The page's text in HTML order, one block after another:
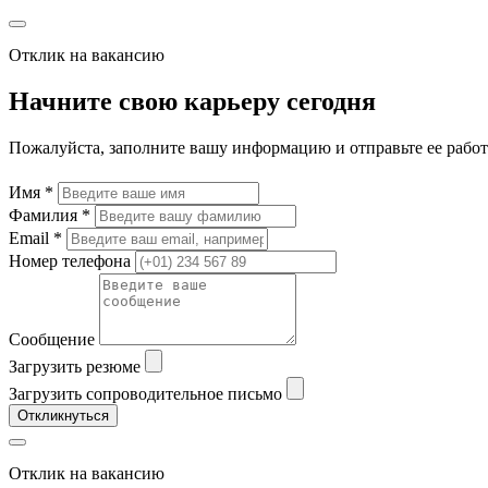
Отклик на вакансию
Начните свою карьеру сегодня
Пожалуйста, заполните вашу информацию и отправьте ее
Имя *
Фамилия *
Email *
Номер телефона
Сообщение
Загрузить резюме
Загрузить сопроводительное письмо
Откликнуться
Отклик на вакансию